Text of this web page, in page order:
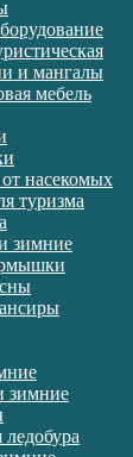
и мангалы
мебель
насекомых
туризма
зимние
зимние